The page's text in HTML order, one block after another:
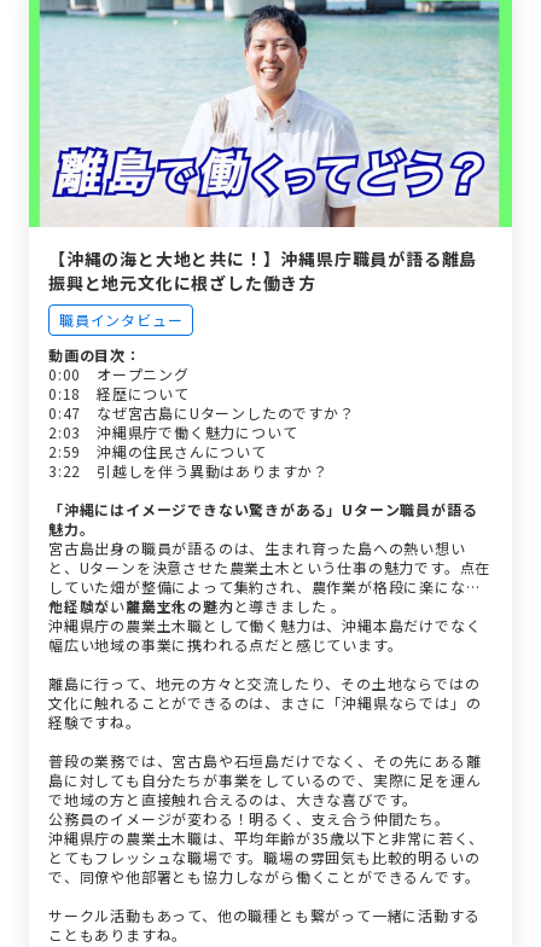
【沖縄の海と大地と共に！】沖縄県庁職員が語る離島
振興と地元文化に根ざした働き方
職員インタビュー
動画の目次：
0:00 オープニング
0:18 経歴について
0:47 なぜ宮古島にUターンしたのですか？
2:03 沖縄県庁で働く魅力について
2:59 沖縄の住民さんについて
3:22 引越しを伴う異動はありますか？
「沖縄にはイメージできない驚きがある」Uターン職員が語る
魅力。
宮古島出身の職員が語るのは、生まれ育った島への熱い想い
と、Uターンを決意させた農業土木という仕事の魅力です。点在
していた畑が整備によって集約され、農作業が格段に楽になっ
た経験が、農業土木の道へと導きました 。
他にはない離島文化の魅力
沖縄県庁の農業土木職として働く魅力は、沖縄本島だけでなく
幅広い地域の事業に携われる点だと感じています。
離島に行って、地元の方々と交流したり、その土地ならではの
文化に触れることができるのは、まさに「沖縄県ならでは」の
経験ですね。
普段の業務では、宮古島や石垣島だけでなく、その先にある離
島に対しても自分たちが事業をしているので、実際に足を運ん
で地域の方と直接触れ合えるのは、大きな喜びです。
公務員のイメージが変わる！明るく、支え合う仲間たち。
沖縄県庁の農業土木職は、平均年齢が35歳以下と非常に若く、
とてもフレッシュな職場です。職場の雰囲気も比較的明るいの
で、同僚や他部署とも協力しながら働くことができるんです。
サークル活動もあって、他の職種とも繋がって一緒に活動する
こともありますね。